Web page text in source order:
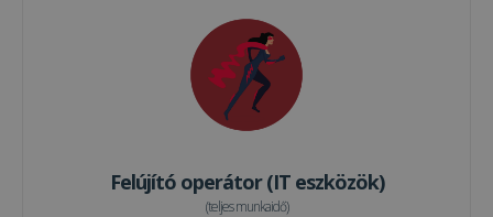
Felújító operátor (IT eszközök)
(teljes munkaidő)